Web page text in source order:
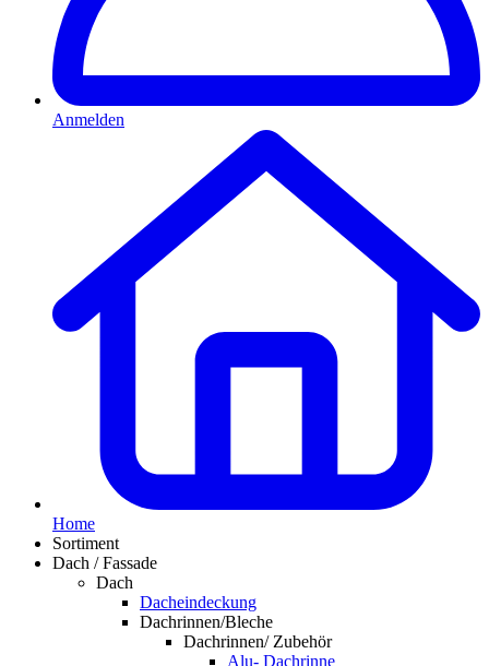
Anmelden
Home
Sortiment
Dach / Fassade
Dach
Dacheindeckung
Dachrinnen/Bleche
Dachrinnen/ Zubehör
Alu- Dachrinne